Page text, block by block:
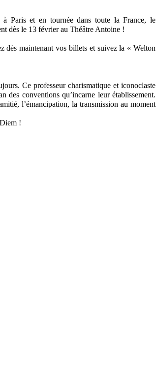
Paris et en tournée dans toute la France, le
dès le 13 février au Théâtre Antoine !
dès maintenant vos billets et suivez la « Welton
Ce professeur charismatique et iconoclaste
des conventions qu’incarne leur établissement.
l’émancipation, la transmission au moment
!